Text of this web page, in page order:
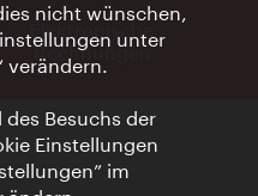
Elektronische
Rechnungen
nicht wünschen,
unter
verändern.
Besuchs der
Einstellungen
im